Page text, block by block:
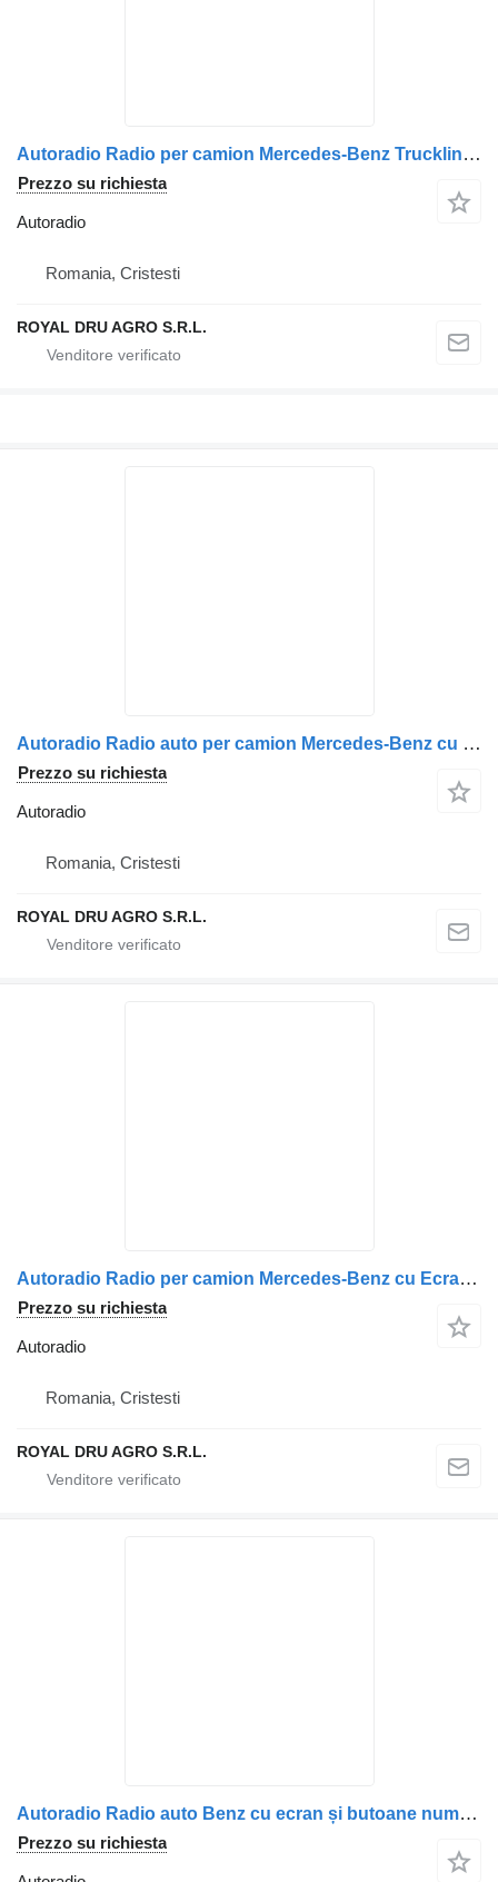
Autoradio Radio per camion Mercedes-Benz Truckline CD70
Prezzo su richiesta
Autoradio
Romania, Cristesti
ROYAL DRU AGRO S.R.L.
Autoradio Radio auto per camion Mercedes-Benz cu display și tastatură numerică
Prezzo su richiesta
Autoradio
Romania, Cristesti
ROYAL DRU AGRO S.R.L.
Autoradio Radio per camion Mercedes-Benz cu Ecran și Butoane de Control – A0004467662 / A0004465862 / A0004466662
Prezzo su richiesta
Autoradio
Romania, Cristesti
ROYAL DRU AGRO S.R.L.
Autoradio Radio auto Benz cu ecran și butoane numerice per camion Mercedes-Benz A0004467662, A0004465862, A0004466662, 0004467662, 0004465862, 0004466662
Prezzo su richiesta